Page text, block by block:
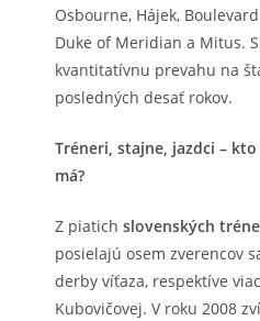
Osbourne, Hájek,
Duke of Meridian a Mitus.
kvantitatívnu prevahu na
posledných desať rokov.
Tréneri, stajne, jazdci –
má?
Z piatich slovenských
posielajú osem zverencov
derby víťaza, respektíve
Kubovičovej. V roku 2008